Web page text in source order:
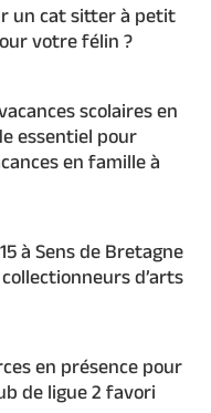
un cat sitter à petit
votre félin ?
scolaires en
essentiel pour
en famille à
à Sens de Bretagne
d’arts
en présence pour
de ligue 2 favori